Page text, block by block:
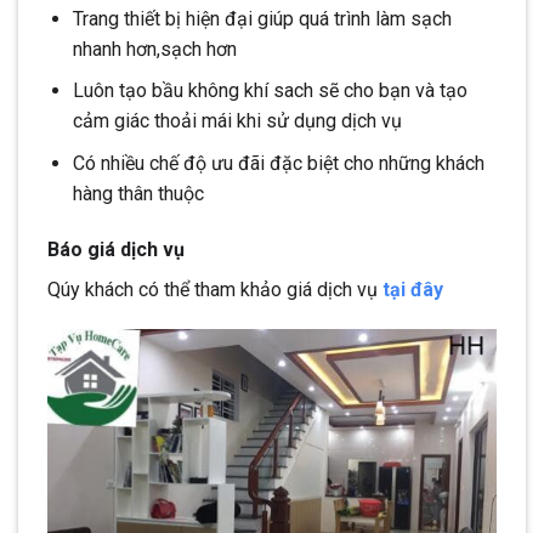
Trang thiết bị hiện đại giúp quá trình làm sạch
nhanh hơn,sạch hơn
Luôn tạo bầu không khí sach sẽ cho bạn và tạo
cảm giác thoải mái khi sử dụng dịch vụ
Có nhiều chế độ ưu đãi đặc biệt cho những khách
hàng thân thuộc
Báo giá dịch vụ
Qúy khách có thể tham khảo giá dịch vụ tại đây